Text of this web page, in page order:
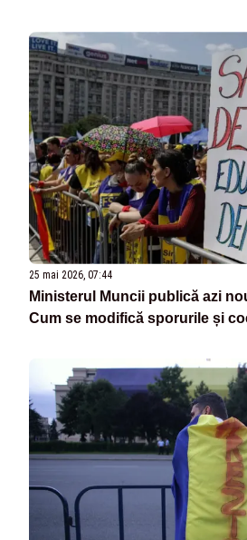
25 mai 2026, 07:44
Ministerul Muncii publică azi
Cum se modifică sporurile și